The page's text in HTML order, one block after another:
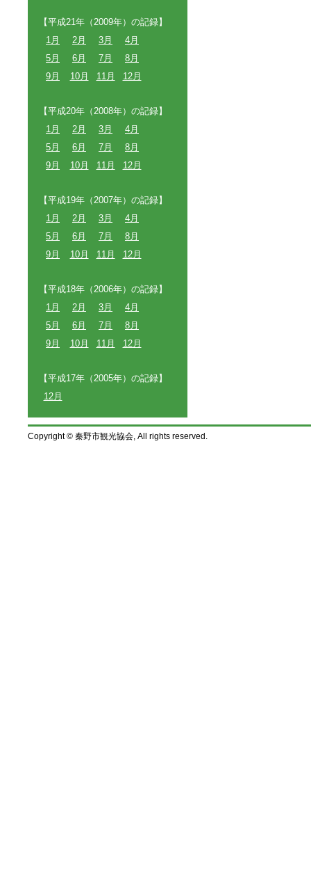
【平成21年（2009年）の記録】
1月
2月 3月
4月
5月
6月 7月
8月
9月
10月 11月 12月
【平成20年（2008年）の記録】
1月
2月 3月
4月
5月
6月 7月
8月
9月
10月 11月 12月
【平成19年（2007年）の記録】
1月
2月 3月
4月
5月
6月 7月
8月
9月
10月 11月 12月
【平成18年（2006年）の記録】
1月
2月 3月
4月
5月
6月 7月
8月
9月
10月 11月 12月
【平成17年（2005年）の記録】
12月
Copyright © 秦野市観光協会, All rights reserved.